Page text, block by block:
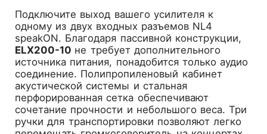
Подключите выход вашего усилителя к
одному из двух входных разъемов NL4
speakON. Благодаря пассивной конструкции,
ELX200-10 не требует дополнительного
источника питания, понадобится только аудио
соединение. Полипропиленовый кабинет
акустической системы и стальная
перфорированная сетка обеспечивают
сочетание прочности и небольшого веса. Три
ручки для транспортировки позволяют легко